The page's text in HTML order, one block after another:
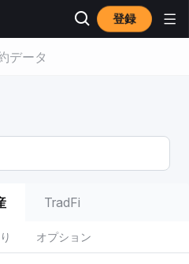
登録
データ
TradFi
オプション